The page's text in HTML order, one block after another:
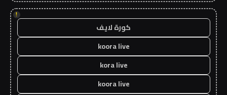
!
كورة لايف
koora live
kora live
koora live